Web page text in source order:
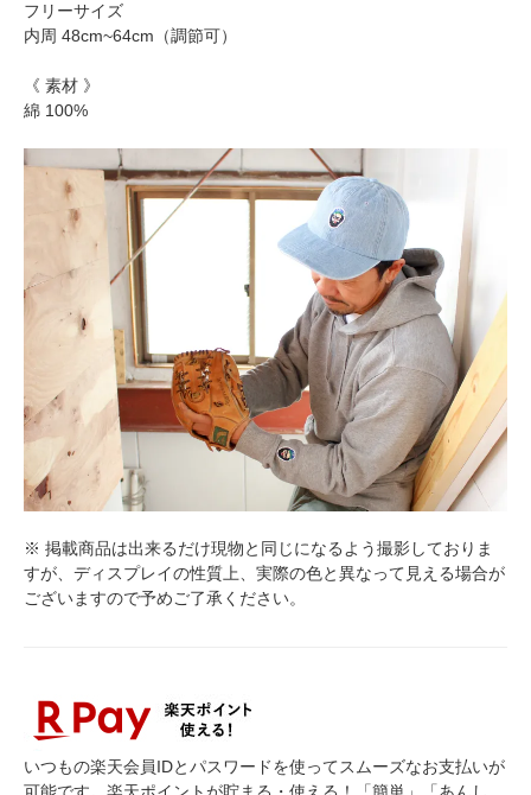
フリーサイズ
内周 48cm~64cm（調節可）
《 素材 》
綿 100%
※ 掲載商品は出来るだけ現物と同じになるよう撮影しておりま
すが、ディスプレイの性質上、実際の色と異なって見える場合が
ございますので予めご了承ください。
いつもの楽天会員IDとパスワードを使ってスムーズなお支払いが